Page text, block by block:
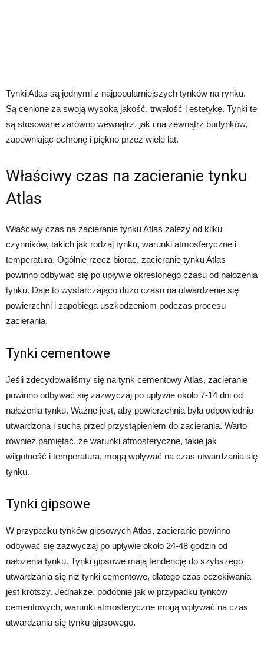
Tynki Atlas są jednymi z najpopularniejszych tynków na rynku.
Są cenione za swoją wysoką jakość, trwałość i estetykę. Tynki te
są stosowane zarówno wewnątrz, jak i na zewnątrz budynków,
zapewniając ochronę i piękno przez wiele lat.
Właściwy czas na zacieranie tynku
Atlas
Właściwy czas na zacieranie tynku Atlas zależy od kilku
czynników, takich jak rodzaj tynku, warunki atmosferyczne i
temperatura. Ogólnie rzecz biorąc, zacieranie tynku Atlas
powinno odbywać się po upływie określonego czasu od nałożenia
tynku. Daje to wystarczająco dużo czasu na utwardzenie się
powierzchni i zapobiega uszkodzeniom podczas procesu
zacierania.
Tynki cementowe
Jeśli zdecydowaliśmy się na tynk cementowy Atlas, zacieranie
powinno odbywać się zazwyczaj po upływie około 7-14 dni od
nałożenia tynku. Ważne jest, aby powierzchnia była odpowiednio
utwardzona i sucha przed przystąpieniem do zacierania. Warto
również pamiętać, że warunki atmosferyczne, takie jak
wilgotność i temperatura, mogą wpływać na czas utwardzania się
tynku.
Tynki gipsowe
W przypadku tynków gipsowych Atlas, zacieranie powinno
odbywać się zazwyczaj po upływie około 24-48 godzin od
nałożenia tynku. Tynki gipsowe mają tendencję do szybszego
utwardzania się niż tynki cementowe, dlatego czas oczekiwania
jest krótszy. Jednakże, podobnie jak w przypadku tynków
cementowych, warunki atmosferyczne mogą wpływać na czas
utwardzania się tynku gipsowego.